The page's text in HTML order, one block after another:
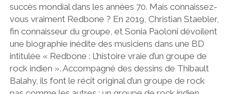
succès mondial dans les années 70. Mais connaissez-
vous vraiment Redbone ? En 2019, Christian Staebler,
fin connaisseur du groupe, et Sonia Paoloni dévoilent
une biographie inédite des musiciens dans une BD
intitulée « Redbone : L’histoire vraie d’un groupe de
rock indien ». Accompagné des dessins de Thibault
Balahy, ils font le récit original d’un groupe de rock